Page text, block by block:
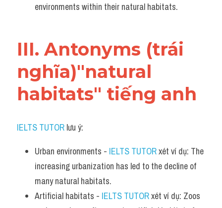
environments within their natural habitats.
III. Antonyms (trái
nghĩa)"natural
habitats" tiếng anh
IELTS TUTOR lưu ý:​
Urban environments - IELTS TUTOR xét ví dụ: The
increasing urbanization has led to the decline of
many natural habitats.
Artificial habitats - IELTS TUTOR xét ví dụ: Zoos